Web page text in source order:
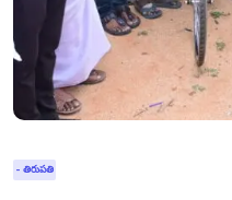
- తిరుపతి